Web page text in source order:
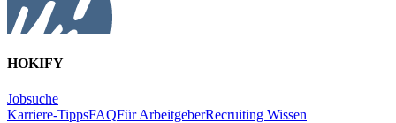
HOKIFY
Jobsuche
Karriere-TippsFAQFür ArbeitgeberRecruiting Wissen